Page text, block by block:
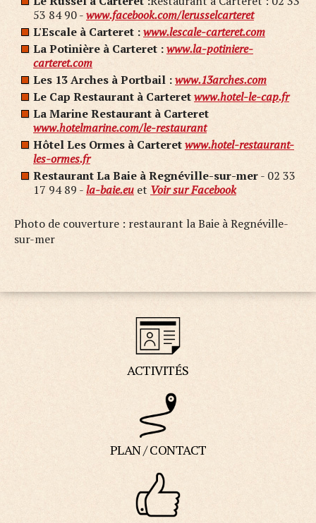
53 84 90 -www.facebook.com/lerusselcarteret
L'Escale à Carteret :www.lescale-carteret.com
La Potinière à Carteret :www.la-potiniere-
carteret.com
Les 13 Arches à Portbail :www.13arches.com
Le Cap Restaurant à Carteretwww.hotel-le-cap.fr
La Marine Restaurant à Carteret
www.hotelmarine.com/le-restaurant
Hôtel Les Ormes à Carteretwww.hotel-restaurant-
les-ormes.fr
Restaurant La Baie à Regnéville-sur-mer- 02 33
17 94 89 -la-baie.eu et Voir sur Facebook
Photo de couverture : restaurant la Baie à Regnéville-
sur-mer
ACTIVITÉS
PLAN / CONTACT